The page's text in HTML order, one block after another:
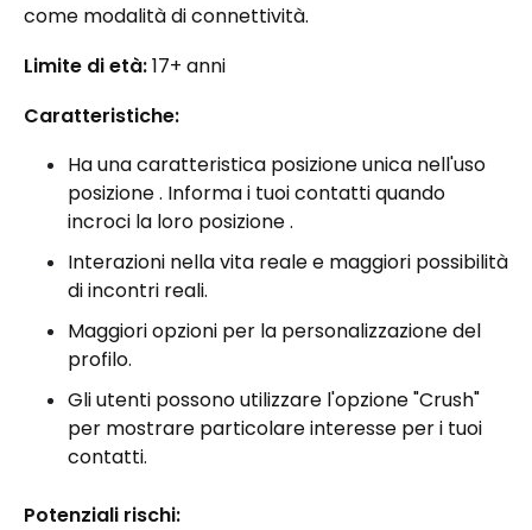
come modalità di connettività.
Limite di età:17+ anni
Caratteristiche:
Ha una caratteristica posizione unica nell'uso
posizione . Informa i tuoi contatti quando
incroci la loro posizione .
Interazioni nella vita reale e maggiori possibilità
di incontri reali.
Maggiori opzioni per la personalizzazione del
profilo.
Gli utenti possono utilizzare l'opzione "Crush"
per mostrare particolare interesse per i tuoi
contatti.
Potenziali rischi: